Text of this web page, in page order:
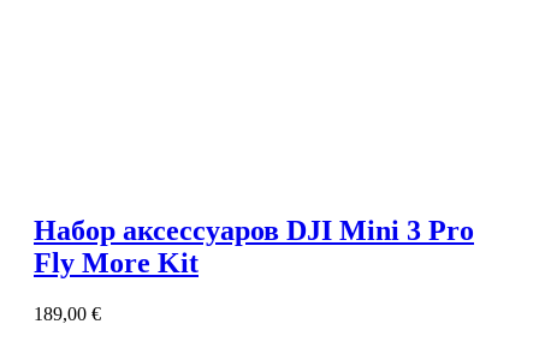
Набор аксессуаров DJI Mini 3 Pro
Fly More Kit
189,00 €